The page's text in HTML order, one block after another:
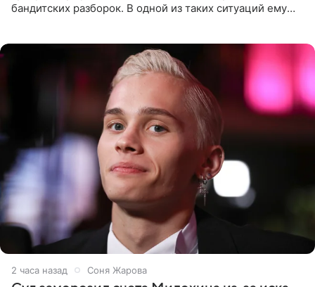
бандитских разборок. В одной из таких ситуаций ему
2 часа назад Соня Жарова